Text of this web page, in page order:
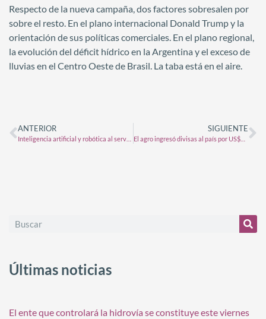
Respecto de la nueva campaña, dos factores sobresalen por
sobre el resto. En el plano internacional Donald Trump y la
orientación de sus políticas comerciales. En el plano regional,
la evolución del déficit hídrico en la Argentina y el exceso de
lluvias en el Centro Oeste de Brasil. La taba está en el aire.
ANTERIOR SIGUIENTE
El agro ingresó divisas al país por US$46.171 millones en 2024 y tuvo un salto significativo
Últimas noticias
El ente que controlará la hidrovía se constituye este viernes